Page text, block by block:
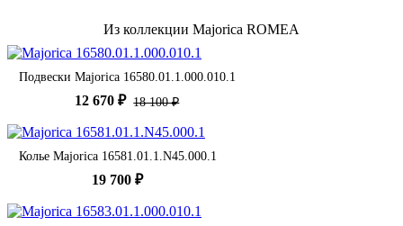
Из коллекции Majorica ROMEA
Подвески Majorica 16580.01.1.000.010.1
12 670 ₽ 18 100 ₽
Колье Majorica 16581.01.1.N45.000.1
19 700 ₽